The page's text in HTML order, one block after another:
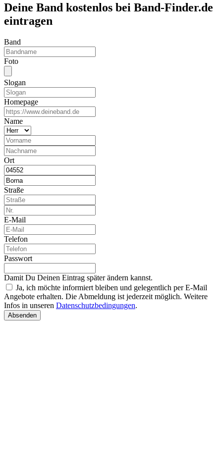
Deine Band kostenlos bei Band-Finder.de
eintragen
Band
Foto
Slogan
Homepage
Name
Ort
Straße
E-Mail
Telefon
Passwort
Damit Du Deinen Eintrag später ändern kannst.
Ja, ich möchte informiert bleiben und gelegentlich per E-Mail
Angebote erhalten. Die Abmeldung ist jederzeit möglich. Weitere
Infos in unseren Datenschutzbedingungen.
Absenden